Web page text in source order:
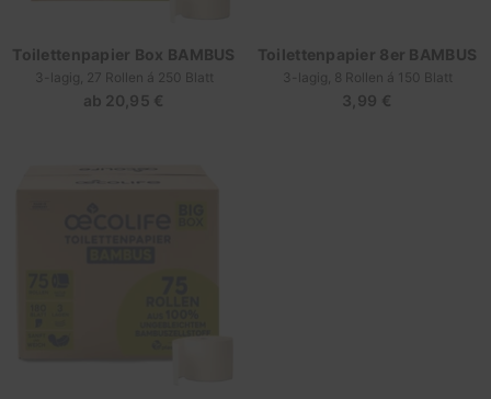
Toilettenpapier Box BAMBUS
3-lagig, 27 Rollen á 250 Blatt
ab
Regulärer
20,95 €
Toilettenpapier 8er BAMBUS
3-lagig, 8 Rollen á 150 Blatt
Regulärer
3,99 €